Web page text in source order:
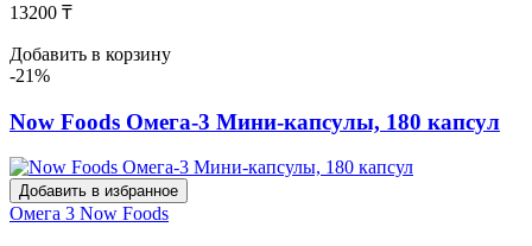
13200 ₸
Добавить в корзину
-21%
Now Foods Омега-3 Мини-капсулы, 180 капсул
Добавить в избранное
Омега 3 Now Foods